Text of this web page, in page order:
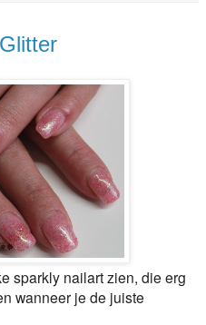
sparkly nailart zien, die erg
wanneer je de juiste